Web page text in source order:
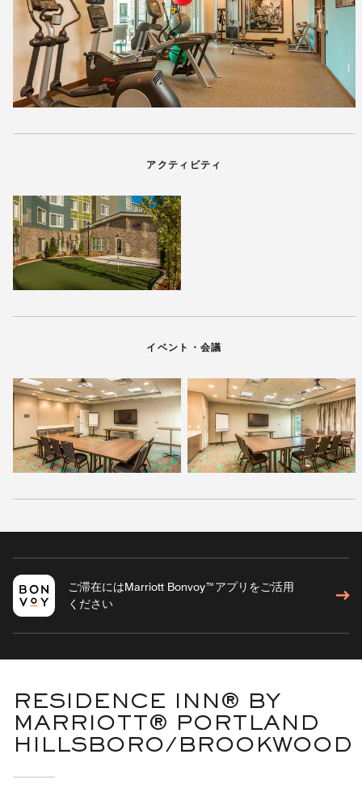
アクティビティ
イベント・会議
ご滞在にはMarriott Bonvoy™アプリをご活用
ください
RESIDENCE INN® BY
MARRIOTT® PORTLAND
HILLSBORO/BROOKWOOD